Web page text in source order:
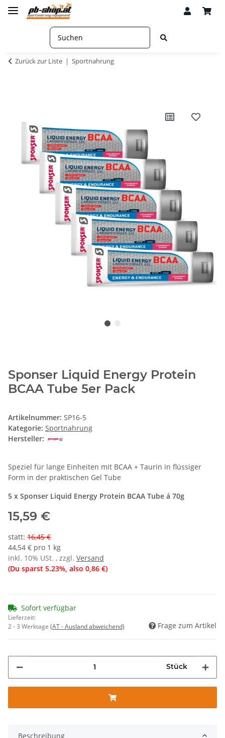
Zurück zur Liste Sportnahrung
Sponser Liquid Energy Protein
BCAA Tube 5er Pack
Artikelnummer: SP16-5
Kategorie: Sportnahrung
Hersteller:
Speziel für lange Einheiten mit BCAA + Taurin in flüssiger
Form in der praktischen Gel Tube
5 x Sponser Liquid Energy Protein BCAA Tube á 70g
15,59 €
statt: 16,45 €
44,54 € pro 1 kg
inkl. 10% USt. , zzgl. Versand
(Du sparst 5.23%, also 0,86 €)
Sofort verfügbar
Lieferzeit:
2 - 3 Werktage (AT - Ausland abweichend) Frage zum Artikel
Stück
Beschreibung